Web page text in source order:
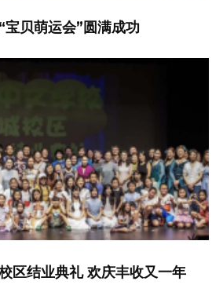
贝萌运会”圆满成功
区结业典礼 欢庆丰收又一年